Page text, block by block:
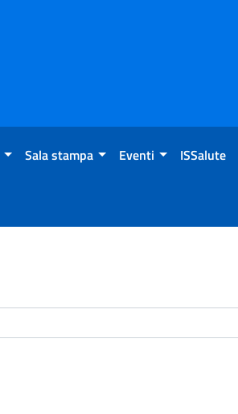
Sala stampa Eventi ISSalute